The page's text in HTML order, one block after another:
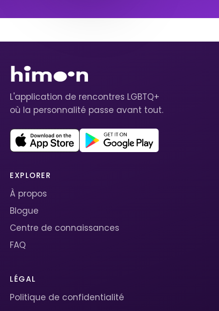
L'application de rencontres LGBTQ+
où la personnalité passe avant tout.
EXPLORER
À propos
Blogue
Centre de connaissances
FAQ
LÉGAL
Politique de confidentialité